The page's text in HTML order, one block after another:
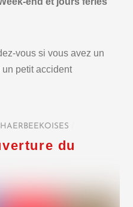
vous si vous avez un
un petit accident
du